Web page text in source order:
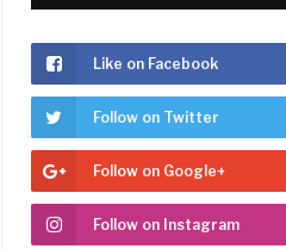
Like on Facebook
Follow on Twitter
Follow on Google+
Follow on Instagram